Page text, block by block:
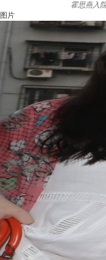
霍思燕入
片